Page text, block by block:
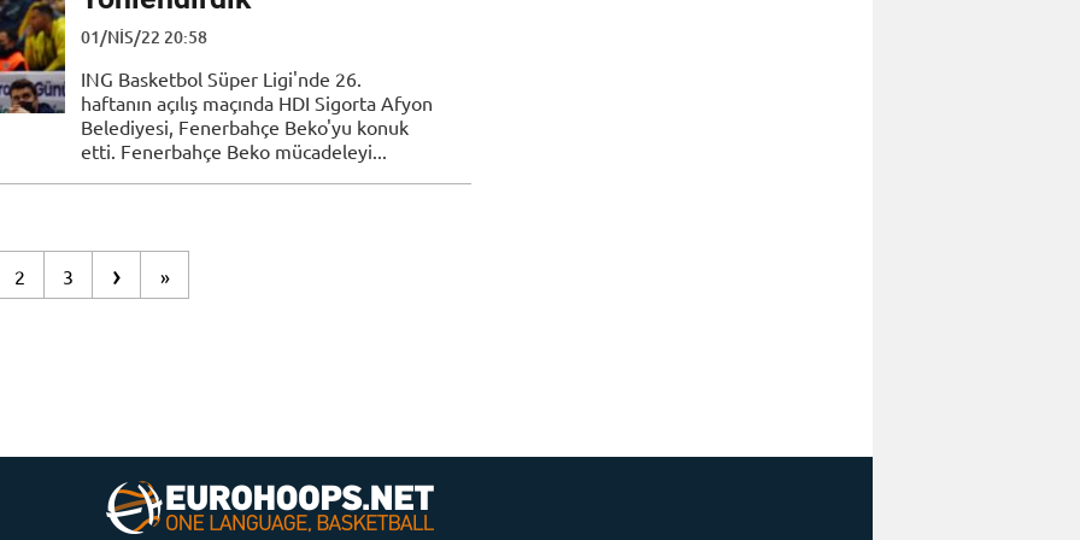
01/NIS/22 20:58
ING Basketbol Süper Ligi'nde 26.
haftanın açılış maçında HDI Sigorta Afyon
Belediyesi, Fenerbahçe Beko'yu konuk
etti. Fenerbahçe Beko mücadeleyi...
2 3 › »